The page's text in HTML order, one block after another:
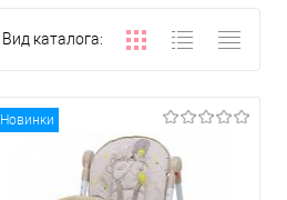
Вид каталога:
Новинки